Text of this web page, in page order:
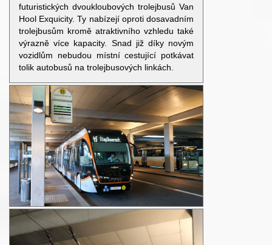
futuristických dvoukloubových trolejbusů Van
Hool Exquicity. Ty nabízejí oproti dosavadním
trolejbusům kromě atraktivního vzhledu také
výrazně více kapacity. Snad již díky novým
vozidlům nebudou místní cestující potkávat
tolik autobusů na trolejbusových linkách.